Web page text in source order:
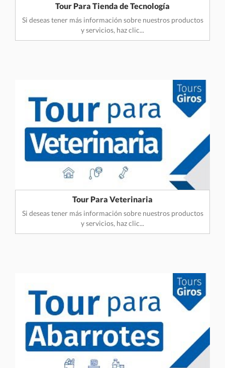
Tour Para Tienda de Tecnología
Si deseas tener más información sobre nuestros productos
y servicios, haz clic...
Tour Para Veterinaria
Si deseas tener más información sobre nuestros productos
y servicios, haz clic...